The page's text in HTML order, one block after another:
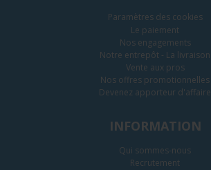
Paramètres des cookies
Le paiement
Nos engagements
Notre entrepôt - La livraison
Vente aux pros
Nos offres promotionnelles
Devenez apporteur d'affaire
INFORMATION
Qui sommes-nous
Recrutement